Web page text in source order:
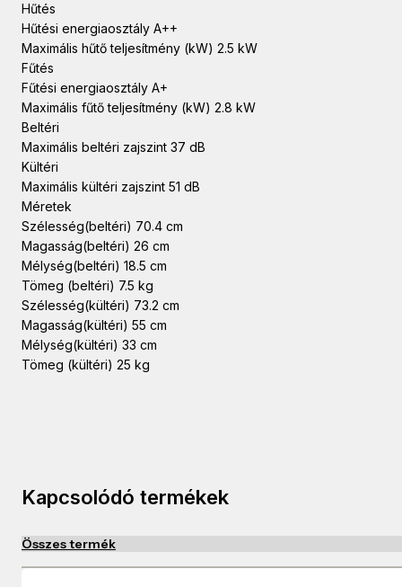
Hűtés
Hűtési energiaosztály A++
Maximális hűtő teljesítmény (kW) 2.5 kW
Fűtés
Fűtési energiaosztály A+
Maximális fűtő teljesítmény (kW) 2.8 kW
Beltéri
Maximális beltéri zajszint 37 dB
Kültéri
Maximális kültéri zajszint 51 dB
Méretek
Szélesség(beltéri) 70.4 cm
Magasság(beltéri) 26 cm
Mélység(beltéri) 18.5 cm
Tömeg (beltéri) 7.5 kg
Szélesség(kültéri) 73.2 cm
Magasság(kültéri) 55 cm
Mélység(kültéri) 33 cm
Tömeg (kültéri) 25 kg
Kapcsolódó termékek
Összes termék